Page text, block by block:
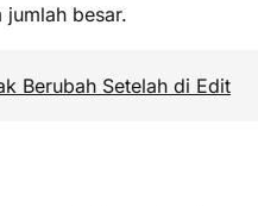
besar.
Berubah Setelah di Edit